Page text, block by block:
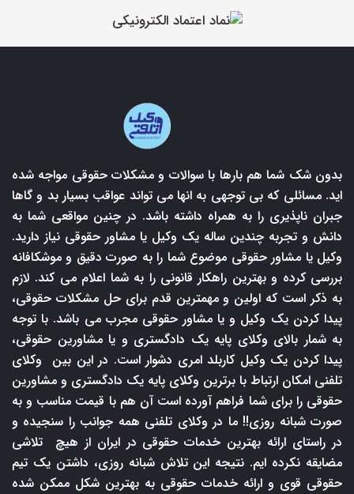
بدون شک شما هم بارها با سوالات و مشکلات حقوقی مواجه شده
اید. مسائلی که بی توجهی به انها می تواند عواقب بسیار بد و گاها
جبران ناپذیری را به همراه داشته باشد. در چنین مواقعی شما به
دانش و تجربه چندین ساله یک وکیل یا مشاور حقوقی نیاز دارید.
وکیل یا مشاور حقوقی موضوع شما را به صورت دقیق و موشکافانه
بررسی کرده و بهترین راهکار قانونی را به شما اعلام می کند. لازم
به ذکر است که اولین و مهمترین قدم برای حل مشکلات حقوقی،
پیدا کردن یک وکیل و یا مشاور حقوقی مجرب می باشد. با توجه
به شمار بالای وکلای پایه یک دادگستری و یا مشاورین حقوقی،
پیدا کردن یک وکیل کاربلد امری دشوار است. در این بین وکلای
تلفنی امکان ارتباط با برترین وکلای پایه یک دادگستری و مشاورین
حقوقی را برای شما فراهم آورده است آن هم با قیمت مناسب و به
صورت شبانه روزی!! ما در وکلای تلفنی همه جوانب را سنجیده و
در راستای ارائه بهترین خدمات حقوقی در ایران از هیچ تلاشی
مضایقه نکرده ایم. نتیجه این تلاش شبانه روزی، داشتن یک تیم
حقوقی قوی و ارائه خدمات حقوقی به بهترین شکل ممکن شده